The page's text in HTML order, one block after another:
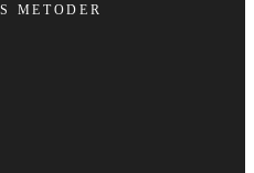
METODER